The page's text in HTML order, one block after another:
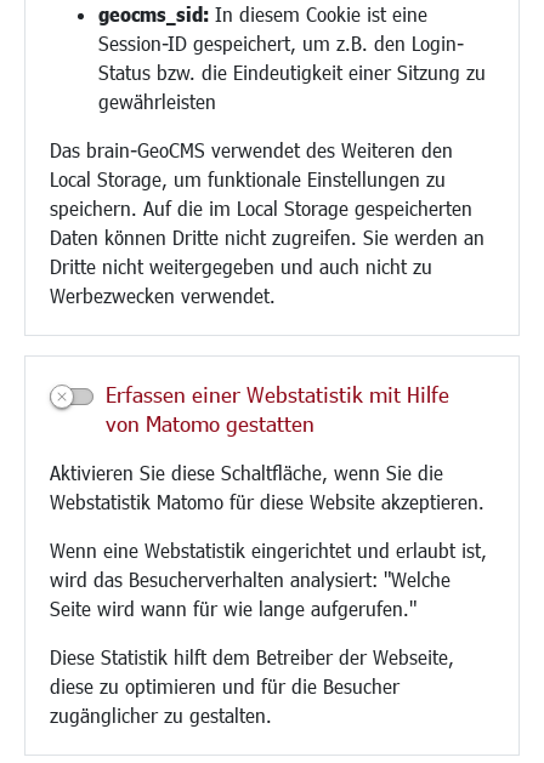
geocms_sid: In diesem Cookie ist eine
Session-ID gespeichert, um z.B. den Login-
Status bzw. die Eindeutigkeit einer Sitzung zu
gewährleisten
Das brain-GeoCMS verwendet des Weiteren den
Local Storage, um funktionale Einstellungen zu
speichern. Auf die im Local Storage gespeicherten
Daten können Dritte nicht zugreifen. Sie werden an
Dritte nicht weitergegeben und auch nicht zu
Werbezwecken verwendet.
Erfassen einer Webstatistik mit Hilfe
von Matomo gestatten
Aktivieren Sie diese Schaltfläche, wenn Sie die
Webstatistik Matomo für diese Website akzeptieren.
Wenn eine Webstatistik eingerichtet und erlaubt ist,
wird das Besucherverhalten analysiert: "Welche
Seite wird wann für wie lange aufgerufen."
Diese Statistik hilft dem Betreiber der Webseite,
diese zu optimieren und für die Besucher
zugänglicher zu gestalten.
Bauen/Umwelt/Mobilität
Bebauungsplanung
Verkehr/Mobilität
Glasfaserausbau
Aktuelle Baustellen
Paddelteich
CINDY S
Kultur/Freizeit/Tourismus
Veranstaltungen
Neue Stadthalle Langen
Bäder
Musikschule
Stadtbücherei
Stadtarchiv
Museen
Hotels/Unterkünfte
Gastronomie
Kunstszene